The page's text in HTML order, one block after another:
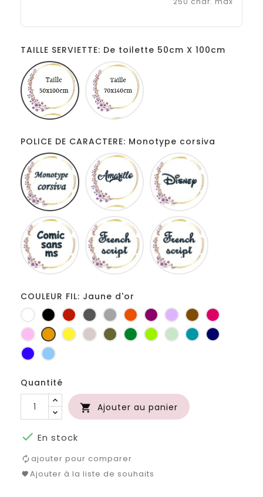
TAILLE SERVIETTE: De toilette 50cm X 100cm
toilette
50cm
X
100cm
POLICE DE CARACTERE: Monotype corsiva
Monotype
corsiva
Amarillo
Comic
sans
ms
French
script
COULEUR FIL: Jaune d'or
BlancNoir RougeGris
foncé
Gris
clair
Orange
PruneLilasMarronFuchsia
RoseJaune
d'or
jauneFicelleKaki Vert
bouteille
Anis Vert
d'eau
Turquoise
Marine
Bleu
roi
Bleu
Quantité
 Ajouter au panier
 En stock
ajouter pour comparer
Ajouter à la liste de souhaits